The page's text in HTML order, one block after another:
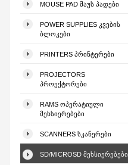
MOUSE PAD ᲛᲐᲣᲡ ᲞᲐᲓᲔᲑᲘ
POWER SUPPLIES ᲙᲕᲔᲑᲘᲡ
ᲑᲚᲝᲙᲔᲑᲘ
PRINTERS ᲞᲠᲘᲜᲢᲔᲠᲔᲑᲘ
PROJECTORS
ᲞᲠᲝᲔᲥᲢᲝᲠᲔᲑᲘ
RAMS ᲝᲞᲔᲠᲐᲢᲘᲣᲚᲘ
ᲛᲔᲮᲡᲘᲔᲠᲔᲑᲔᲑᲘ
SCANNERS ᲡᲙᲐᲜᲔᲠᲔᲑᲘ
SD/MICROSD ᲛᲔᲮᲡᲘᲔᲠᲔᲑᲔᲑᲘ